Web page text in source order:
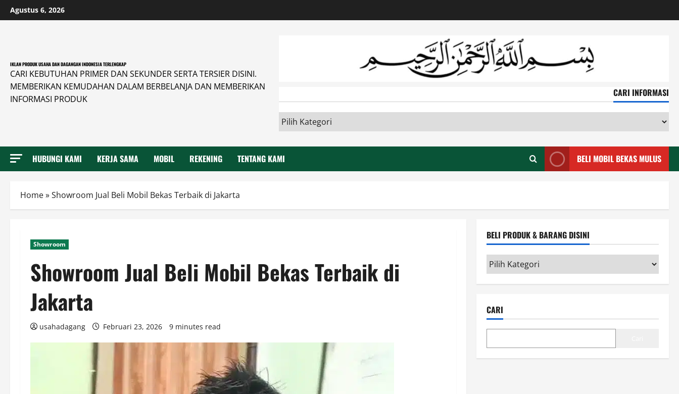
Skip
to
Agustus 6, 2026
IKLAN PRODUK USAHA DAN DAGANGAN INDONESIA TERLENGKAP
CARI KEBUTUHAN PRIMER DAN SEKUNDER SERTA TERSIER DISINI.
MEMBERIKAN KEMUDAHAN DALAM BERBELANJA DAN MEMBERIKAN
INFORMASI PRODUK
CARI INFORMASI
HUBUNGI KAMI KERJA SAMA MOBIL REKENING TENTANG KAMI BELI MOBIL BEKAS MULUS
Home»Showroom Jual Beli Mobil Bekas Terbaik di Jakarta
Showroom
Showroom Jual Beli Mobil Bekas Terbaik di
Jakarta
usahadagang Februari 23, 2026 9 minutes read
BELI PRODUK & BARANG DISINI
Beli
Produk
&
disini
CARI